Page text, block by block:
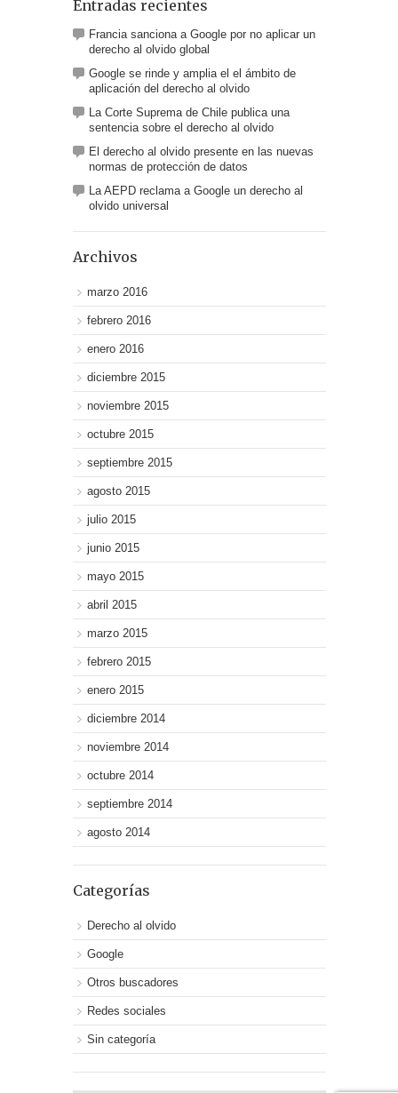
Entradas recientes
Francia sanciona a Google por no aplicar un
derecho al olvido global
Google se rinde y amplia el el ámbito de
aplicación del derecho al olvido
La Corte Suprema de Chile publica una
sentencia sobre el derecho al olvido
El derecho al olvido presente en las nuevas
normas de protección de datos
La AEPD reclama a Google un derecho al
olvido universal
Archivos
marzo 2016
febrero 2016
enero 2016
diciembre 2015
noviembre 2015
octubre 2015
septiembre 2015
agosto 2015
julio 2015
junio 2015
mayo 2015
abril 2015
marzo 2015
febrero 2015
enero 2015
diciembre 2014
noviembre 2014
octubre 2014
septiembre 2014
agosto 2014
Categorías
Derecho al olvido
Google
Otros buscadores
Redes sociales
Sin categoría